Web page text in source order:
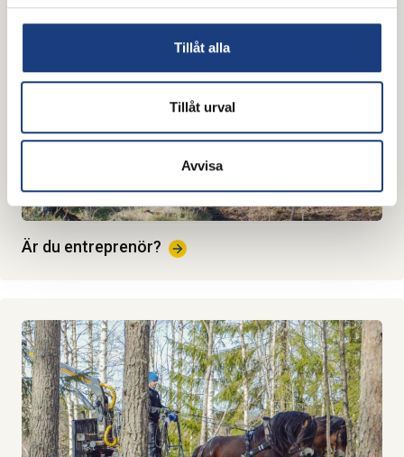
Tillåt alla
Tillåt urval
Avvisa
Är du entreprenör?